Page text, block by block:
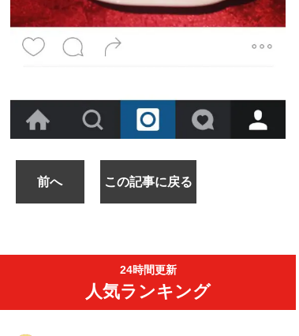
前へ この記事に戻る
24時間更新
人気ランキング